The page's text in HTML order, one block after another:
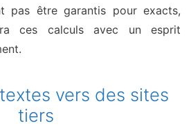
pas être garantis pour exacts,
ces calculs avec un esprit
vers des sites
tiers